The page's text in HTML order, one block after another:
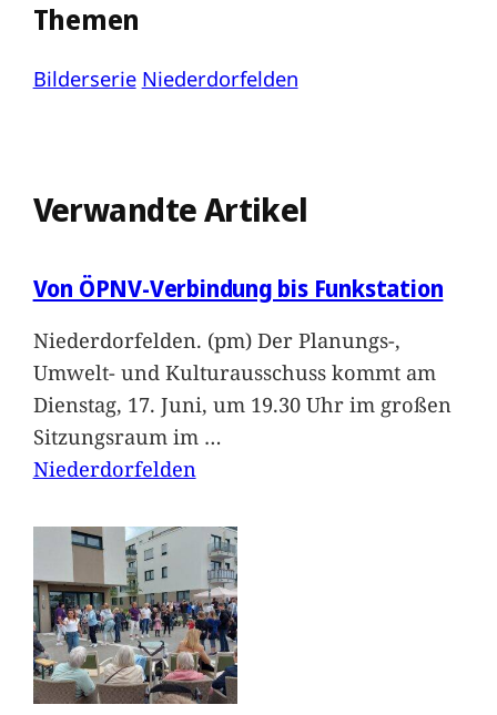
Themen
Bilderserie Niederdorfelden
Verwandte Artikel
Von ÖPNV-Verbindung bis Funkstation
Niederdorfelden. (pm) Der Planungs-,
Umwelt- und Kulturausschuss kommt am
Dienstag, 17. Juni, um 19.30 Uhr im großen
Sitzungsraum im …
Niederdorfelden